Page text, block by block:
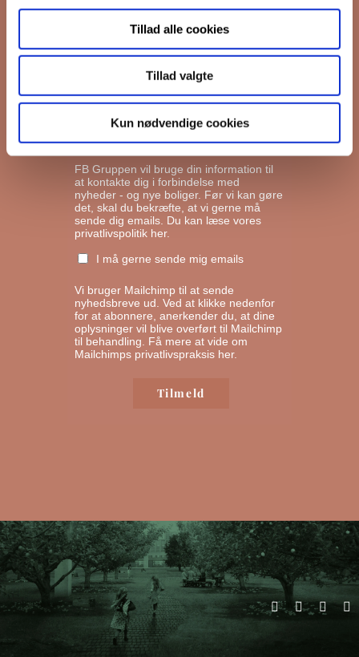
Tillad alle cookies
Tillad valgte
Kun nødvendige cookies
Interesseret i
Ejerboliger
Lejeboliger
Andelsboliger
Markedsføringstilladelse
FB Gruppen vil bruge din information til
at kontakte dig i forbindelse med
nyheder - og nye boliger. Før vi kan gøre
det, skal du bekræfte, at vi gerne må
sende dig emails. Du kan læse vores
privatlivspolitik her.
I må gerne sende mig emails
Vi bruger Mailchimp til at sende
nyhedsbreve ud. Ved at klikke nedenfor
for at abonnere, anerkender du, at dine
oplysninger vil blive overført til Mailchimp
til behandling. Få mere at vide om
Mailchimps privatlivspraksis her.